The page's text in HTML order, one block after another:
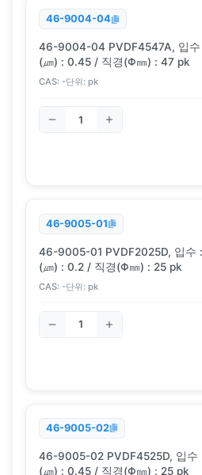
46-9004-04
46-9004-04 PVDF4547A, 입수
(㎛) : 0.45 / 직경(Φ㎜) : 47 pk
CAS: -단위: pk
46-9005-01
46-9005-01 PVDF2025D, 입수
(㎛) : 0.2 / 직경(Φ㎜) : 25 pk
CAS: -단위: pk
46-9005-02
46-9005-02 PVDF4525D, 입수
(㎛) : 0.45 / 직경(Φ㎜) : 25 pk